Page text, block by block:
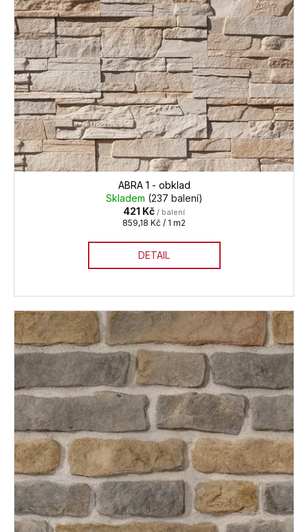
r
o
d
u
k
t
ů
ABRA 1 - obklad
Skladem (237 balení)
421 Kč / balení
Měrná
859,18 Kč / 1 m2
DETAIL